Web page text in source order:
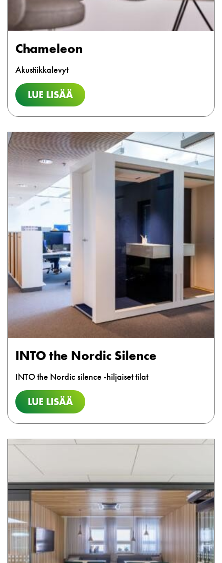
Chameleon
Akustiikkalevyt
LUE LISÄÄ
INTO the Nordic Silence
INTO the Nordic silence -hiljaiset tilat
LUE LISÄÄ